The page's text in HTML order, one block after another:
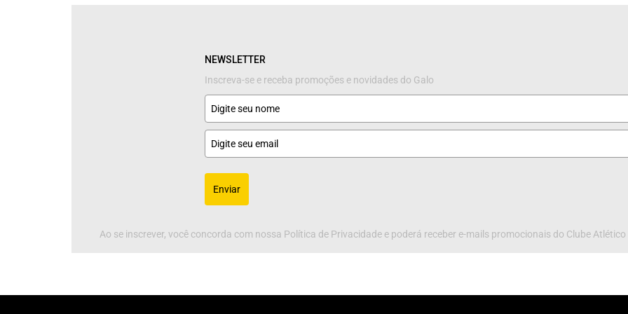
NEWSLETTER
Inscreva-se e receba promoções e novidades do Galo
Enviar
Ao se inscrever, você concorda com nossa Política de Privacidade e poderá receber e-mails promocionais do Clube Atlético